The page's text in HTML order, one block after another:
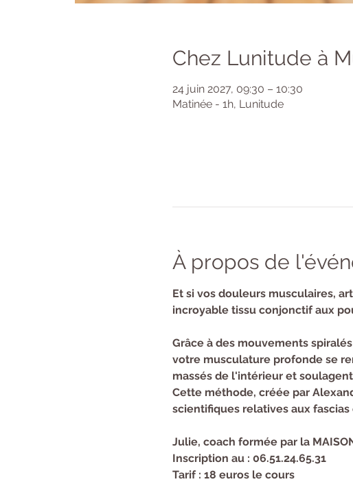
Chez Lunitude à
24 juin 2027, 09:30 – 10:30
Matinée - 1h, Lunitude
À propos de
​Et si vos douleurs musculaires,
incroyable tissu conjonctif aux
Grâce à des mouvements
votre musculature profonde se
massés de l'intérieur et
Cette méthode, créée par
scientifiques relatives aux
Julie, coach formée par la
Inscription au : 06.51.24.65.31
Tarif : 18 euros le cours